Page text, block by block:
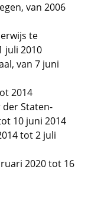
van 2006
te
juli 2010
van 7 juni
2014
Staten-
10 juni 2014
tot 2 juli
2020 tot 16